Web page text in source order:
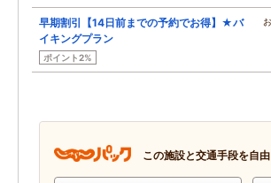
早期割引【14日前までの予約でお得】★バ
イキングプラン
ポイント2%
この施設と交通手段を自